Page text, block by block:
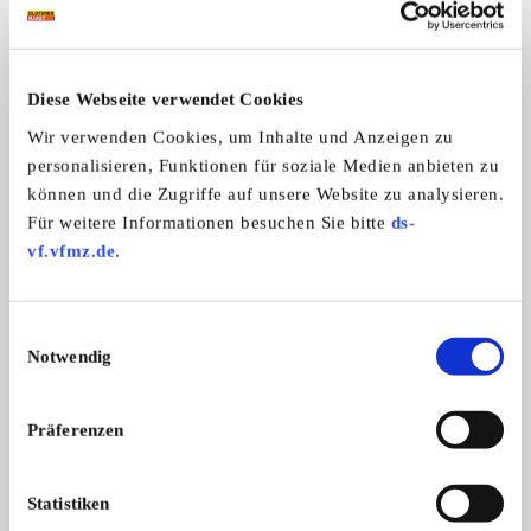
Diese Webseite verwendet Cookies
Wir verwenden Cookies, um Inhalte und Anzeigen zu
personalisieren, Funktionen für soziale Medien anbieten zu
können und die Zugriffe auf unsere Website zu analysieren.
Für weitere Informationen besuchen Sie bitte ds-
vf.vfmz.de.
Notwendig
Präferenzen
Statistiken
Motor 125ccm - FYM (ähnlich
Honda Dax) - NOS für Sachs Dirty
Angeboten wird ein Motor NOS (New
269,- €
Mercedes-Benz SL
ALLE ANZEIGEN